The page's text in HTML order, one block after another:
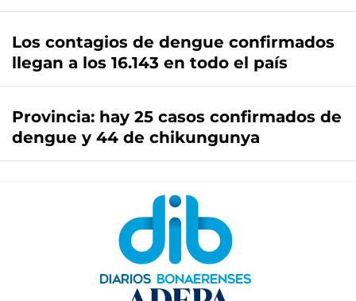
Los contagios de dengue confirmados
llegan a los 16.143 en todo el país
Provincia: hay 25 casos confirmados de
dengue y 44 de chikungunya